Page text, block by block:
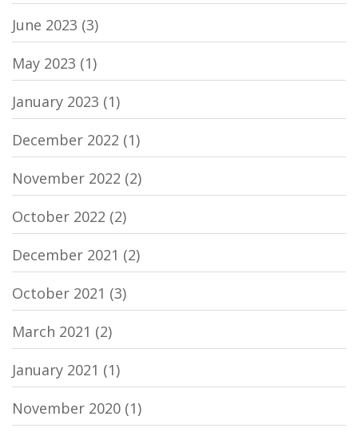
June 2023 (3)
May 2023 (1)
January 2023 (1)
December 2022 (1)
November 2022 (2)
October 2022 (2)
December 2021 (2)
October 2021 (3)
March 2021 (2)
January 2021 (1)
November 2020 (1)